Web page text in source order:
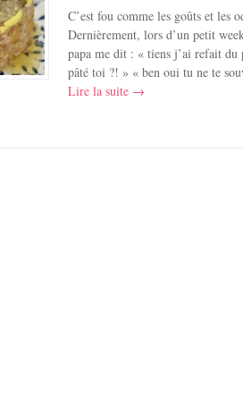
C’est fou comme les goûts et les
Dernièrement, lors d’un petit
papa me dit : « tiens j’ai refait du
pâté toi ?! » « ben oui tu ne te
Lire la suite →